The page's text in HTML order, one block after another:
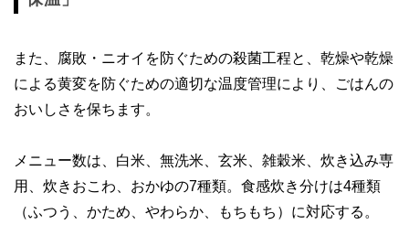
また、腐敗・ニオイを防ぐための殺菌工程と、乾燥や乾燥
による黄変を防ぐための適切な温度管理により、ごはんの
おいしさを保ちます。
メニュー数は、白米、無洗米、玄米、雑穀米、炊き込み専
用、炊きおこわ、おかゆの7種類。食感炊き分けは4種類
（ふつう、かため、やわらか、もちもち）に対応する。